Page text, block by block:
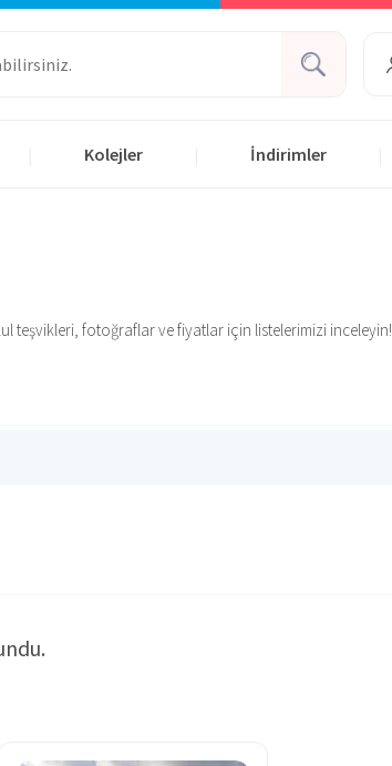
Kolejler İndirimler
teşvikleri, fotoğraflar ve fiyatlar için listelerimizi inceleyin!